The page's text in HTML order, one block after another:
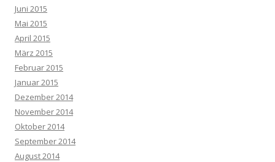
Juni 2015
Mai 2015
April 2015
März 2015
Februar 2015
Januar 2015
Dezember 2014
November 2014
Oktober 2014
September 2014
August 2014